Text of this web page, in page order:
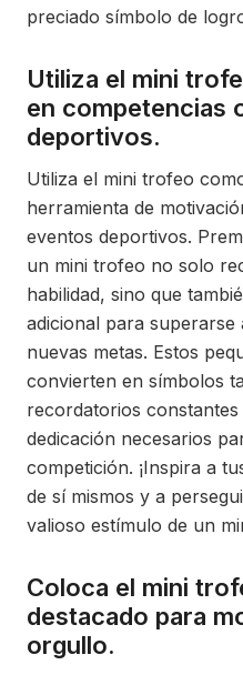
preciado símbolo de
Utiliza el mini
en competencias
deportivos.
Utiliza el mini trofeo
herramienta de
eventos deportivos.
un mini trofeo no solo
habilidad, sino que
adicional para
nuevas metas. Estos
convierten en símbolos
recordatorios
dedicación necesarios
competición. ¡Inspira a
de sí mismos y a
valioso estímulo de un
Coloca el mini
destacado para
orgullo.